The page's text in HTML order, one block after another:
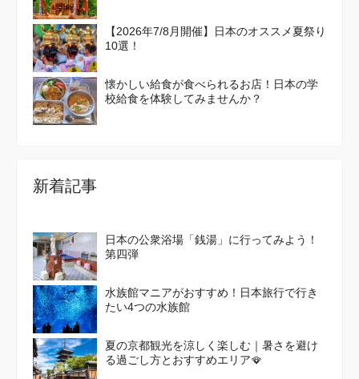
【2026年7/8月開催】日本のオススメ夏祭り
10選！
懐かしい給食が食べられるお店！日本の学
校給食を体験してみませんか？
新着記事
日本の公衆浴場「銭湯」に行ってみよう！
第四弾
水族館マニアがおすすめ！日本旅行で行き
たい4つの水族館
夏の京都観光を涼しく楽しむ｜暑さを避け
る過ごし方とおすすめエリア🪭